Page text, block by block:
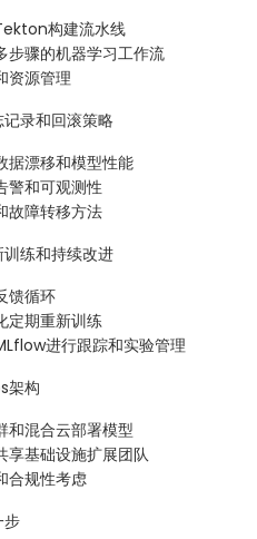
构建流水线
步骤的机器学习工作流
资源管理
录和回滚策略
据漂移和模型性能
警和可观测性
故障转移方法
训练和持续改进
馈循环
定期重新训练
进行跟踪和实验管理
架构
和混合云部署模型
享基础设施扩展团队
合规性考虑
步